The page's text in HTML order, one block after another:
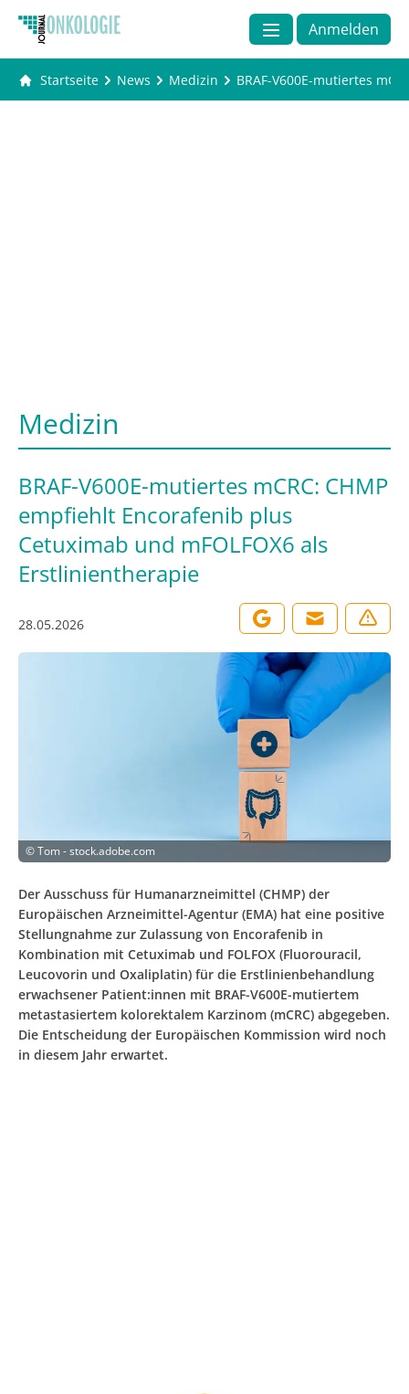
Anmelden
Startseite News Medizin BRAF-V600E-mutiertes
Medizin
BRAF-V600E-mutiertes mCRC: CHMP
empfiehlt Encorafenib plus
Cetuximab und mFOLFOX6 als
Erstlinientherapie
28.05.2026
©Tom - stock.adobe.com
Der Ausschuss für Humanarzneimittel (CHMP) der
Europäischen Arzneimittel-Agentur (EMA) hat eine positive
Stellungnahme zur Zulassung von Encorafenib in
Kombination mit Cetuximab und FOLFOX (Fluorouracil,
Leucovorin und Oxaliplatin) für die Erstlinienbehandlung
erwachsener Patient:innen mit BRAF-V600E-mutiertem
metastasiertem kolorektalem Karzinom (mCRC) abgegeben.
Die Entscheidung der Europäischen Kommission wird noch
in diesem Jahr erwartet.